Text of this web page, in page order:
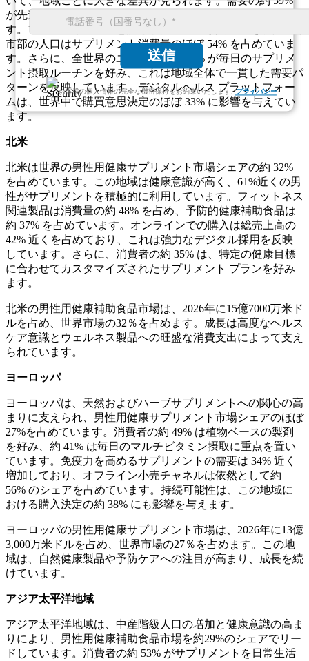
送信
お客様の個人情報の完全な機密保持をお約束いたします.プライバシー
が先進国に集中しており、新興市場が約 41% を占めていま
す。フィットネスへの意識と予防医療の導入に支えられ、都
市部の人口はサプリメント消費量のほぼ 54% を占めていま
す。さらに、全世界のユーザーの約 46% が毎日のサプリメ
ント摂取ルーチンを好み、これは地域全体で一貫した需要パ
ターンを反映しています。デジタルヘルス プラットフォー
ムは、世界中で購買意思決定のほぼ 33% に影響を与えてい
ます。
北米
北米は世界の男性用健康サプリメント市場シェアの約 32%
を占めています。この地域は健康意識が高く、61%近くの男
性がサプリメントを積極的に利用しています。フィットネス
関連製品は消費量の約 48% を占め、予防的健康補助食品は
約 37% を占めています。オンラインでの購入は総売上高の
42% 近くを占めており、これは強力なデジタル採用を反映
しています。さらに、消費者の約 35% は、特定の健康目標
に合わせてカスタマイズされたサプリメント プランを好み
ます。
北米の男性用健康補助食品市場は、2026年に15億7000万米ド
ルを占め、世界市場の32％を占めます。成長は高度なヘルス
ケア意識とウェルネス製品への旺盛な消費支出によって支え
られています。
ヨーロッパ
ヨーロッパは、天然およびハーブサプリメントへの関心の高
まりに支えられ、男性用健康サプリメント市場シェアのほぼ
27%を占めています。消費者の約 49% は植物ベースの製剤
を好み、約 41% は毎日のマルチビタミン摂取に重点を置い
ています。免疫力を高めるサプリメントの需要は 34% 近く
増加しており、オフライン小売チャネルは依然として約
56% のシェアを占めています。持続可能性は、この地域に
おける購入決定の約 38% にも影響を与えます。
ヨーロッパの男性用健康サプリメント市場は、2026年に13億
3,000万米ドルを占め、世界市場の27％を占めます。この地
域は、自然健康製品や予防ケアへの注目が高まり、成長を続
けています。
アジア太平洋地域
アジア太平洋地域は、中産階級人口の増加と健康意識の高ま
りにより、男性用健康補助食品市場を約29%のシェアでリー
ドしています。消費者の約 53% がサプリメントを日常生活